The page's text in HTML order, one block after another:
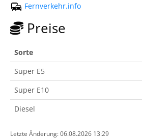
Fernverkehr.info
Preise
Sorte
Super E5
Super E10
Diesel
Letzte Änderung: 06.08.2026 13:29